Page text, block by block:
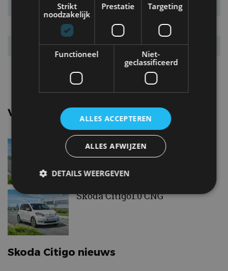
Systeemvermogen 61 kW (83 pk)
Systeemkoppel 212 Nm
Acc. 0-100 km/u 12,3 s
130 km/u
Vergelijkbare uitvoeringen
Skoda Citigo1.0 Greentech
Skoda Citigo1.0 CNG
Skoda Citigo nieuws
Strikt
noodzakelijk
Prestatie Targeting
Functioneel
Niet-
geclassificeerd
ALLES ACCEPTEREN
ALLES AFWIJZEN
DETAILS WEERGEVEN
Strikt noodzakelijk
Functioneel
Strikt noodzakelijke cookies maken de
kernfunctionaliteiten van de website mogelijk, zoals